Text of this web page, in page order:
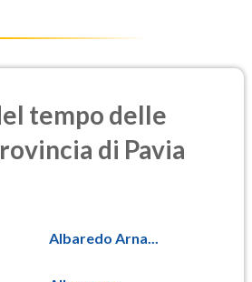
tempo delle
di Pavia
Albaredo Arna...